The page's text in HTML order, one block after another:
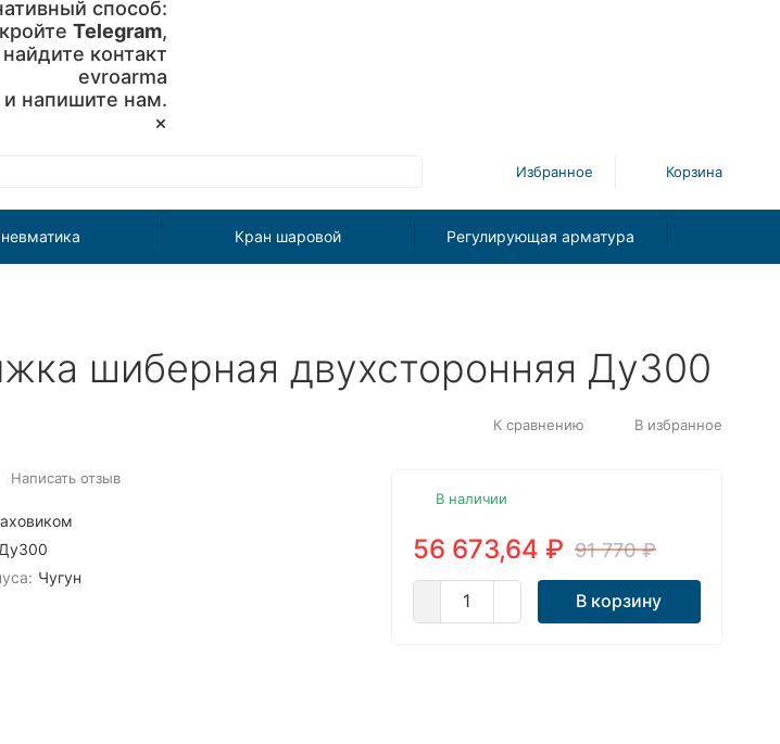
способ:
Telegram,
найдите контакт
evroarma
и напишите нам.
×
Избранное Корзина
Кран шаровой Регулирующая арматура
шиберная двухсторонняя Ду300
К сравнению В избранное
Написать отзыв
Ду300
Чугун
В наличии
56 673,64 ₽ 91 770₽
В корзину